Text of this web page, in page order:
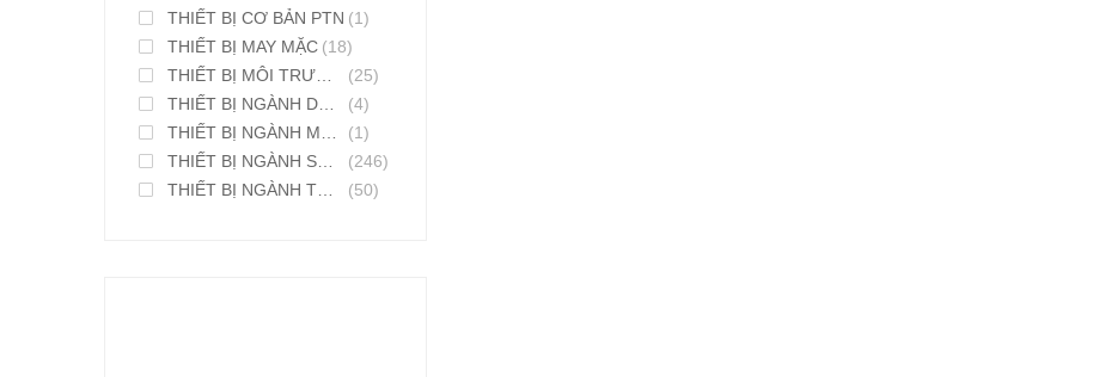
THIẾT BỊ CƠ BẢN PTN (1)
THIẾT BỊ MAY MẶC (18)
THIẾT BỊ MÔI TRƯỜNG
(25)
THIẾT BỊ NGÀNH DƯỢC PHẨM
(4)
THIẾT BỊ NGÀNH MỸ PHẨM
(1)
THIẾT BỊ NGÀNH SƠN MỰC IN
(246)
THIẾT BỊ NGÀNH THỰC PHẨM
(50)